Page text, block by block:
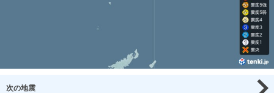
次の地震